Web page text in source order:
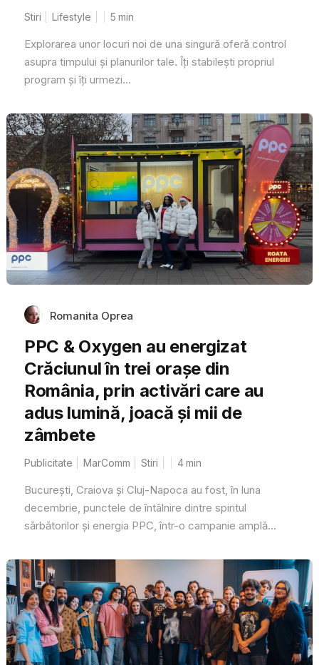
Stiri Lifestyle 5 min
Explorarea unor locuri noi de una singură oferă control
asupra timpului și planurilor tale. Îți stabilești propriul
program și îți urmezi...
Romanita Oprea
PPC & Oxygen au energizat
Crăciunul în trei orașe din
România, prin activări care au
adus lumină, joacă și mii de
zâmbete
Publicitate MarComm Stiri 4min
București, Craiova și Cluj-Napoca au fost, în luna
decembrie, punctele de întâlnire dintre spiritul
sărbătorilor și energia PPC, într-o campanie amplă...